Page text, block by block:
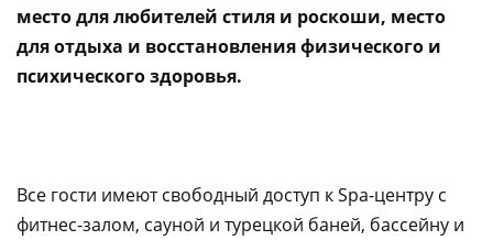
место для любителей стиля и роскоши, место
для отдыха и восстановления физического и
психического здоровья.
Все гости имеют свободный доступ к Spa-центру с
фитнес-залом, сауной и турецкой баней, бассейну и